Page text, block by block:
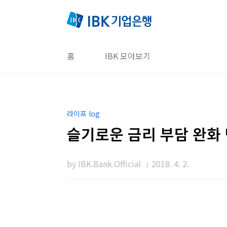
홈 IBK 모아보기
라이프 log
슬기로운 금리 부담 완
by IBK.Bank.Official 2018. 4. 2.